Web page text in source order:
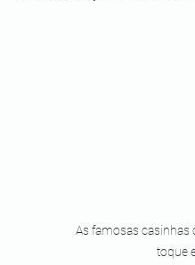
As famosas casinhas
toque